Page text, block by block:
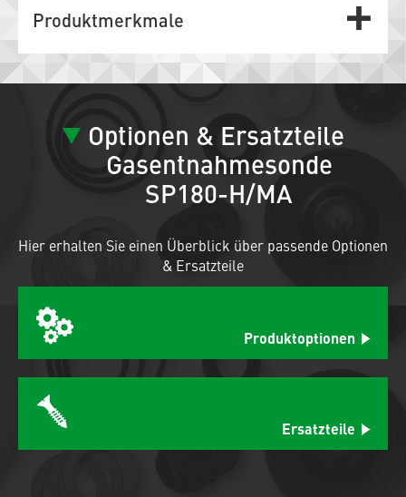
Produktmerkmale
Optionen & Ersatzteile
Gasentnahmesonde
SP180-H/MA
Hier erhalten Sie einen Überblick über passende Optionen
& Ersatzteile
Produktoptionen
Ersatzteile